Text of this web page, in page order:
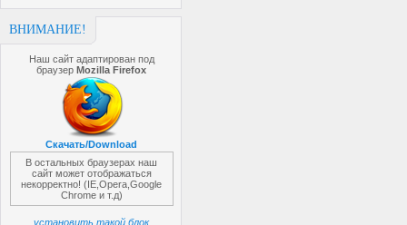
ВНИМАНИЕ!
Наш сайт адаптирован под
браузерMozilla Firefox
Скачать/Download
В остальных браузерах наш
сайт может отображаться
некорректно! (IE,Opera,Google
Chrome и т.д)
установить такой блок